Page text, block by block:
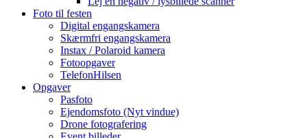
Foto til festen
Digital engangskamera
Skærmfri engangskamera
Instax / Polaroid kamera
Fotoopgaver
TelefonHilsen
Opgaver
Pasfoto
Ejendomsfoto (Nyt vindue)
Drone fotografering